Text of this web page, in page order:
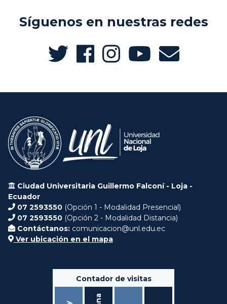
Síguenos en nuestras redes
Ciudad Universitaria Guillermo Falconí - Loja -
Ecuador
07 2593550 (Opción 1 - Modalidad Presencial)
07 2593550 (Opción 2 - Modalidad Distancia)
Contáctanos: comunicacion@unl.edu.ec
Ver ubicación en el mapa
Contador de visitas